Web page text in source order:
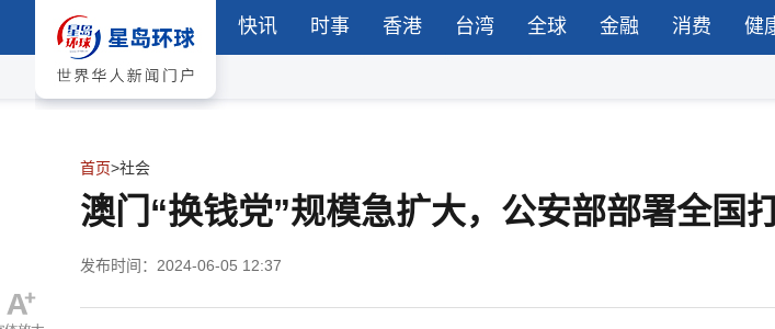
快讯 时事 香港 台湾 全球 金融 消费 健
首页>社会
澳门“换钱党”规模急扩大，公安部部署全国
发布时间：2024-06-05 12:37